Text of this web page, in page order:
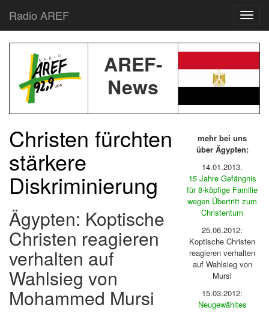
Radio AREF
AREF-
News
Christen fürchten
stärkere
Diskriminierung
Ägypten: Koptische
Christen reagieren
verhalten auf
Wahlsieg von
Mohammed Mursi
mehr bei uns
über Ägypten:
14.01.2013.
15 Jahre Gefängnis
für 8-köpfige Familie
wegen Übertritt zum
Christentum
25.06.2012:
Koptische Christen
reagieren verhalten
auf Wahlsieg von
Mursi
15.03.2012:
Neugewähltes